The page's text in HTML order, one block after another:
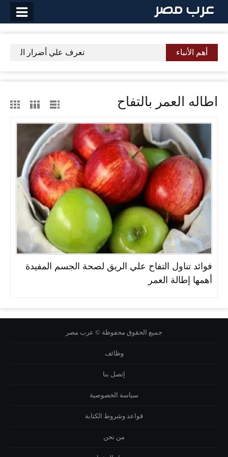
التخطي
أهم الأنباء تعرف علي أضرار القهوة
اطاله العمر بالتفاح
فوائد تناول التفاح علي الريق لصحة الجسم المفيدة
أهمها إطالة العمر
جميع الحقوق محفوظة © عرب مصر
وظائف
إتصل بنا
سياسة الخصوصية
قواعد وشروط الكتابة
من نحن